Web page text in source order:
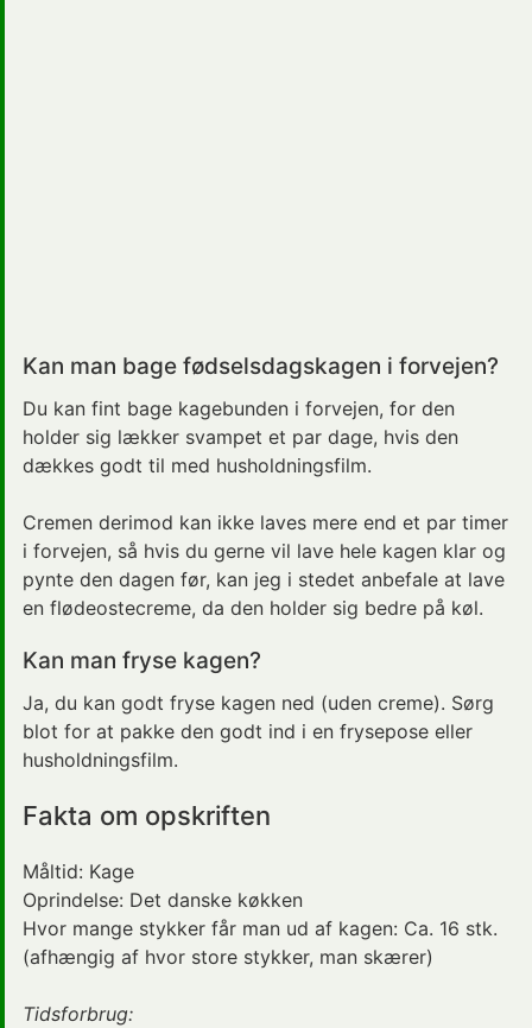
Kan man bage fødselsdagskagen i forvejen?
Du kan fint bage kagebunden i forvejen, for den
holder sig lækker svampet et par dage, hvis den
dækkes godt til med husholdningsfilm.
Cremen derimod kan ikke laves mere end et par timer
i forvejen, så hvis du gerne vil lave hele kagen klar og
pynte den dagen før, kan jeg i stedet anbefale at lave
en flødeostecreme, da den holder sig bedre på køl.
Kan man fryse kagen?
Ja, du kan godt fryse kagen ned (uden creme). Sørg
blot for at pakke den godt ind i en frysepose eller
husholdningsfilm.
Fakta om opskriften
Måltid: Kage
Oprindelse: Det danske køkken
Hvor mange stykker får man ud af kagen: Ca. 16 stk.
(afhængig af hvor store stykker, man skærer)
Tidsforbrug: